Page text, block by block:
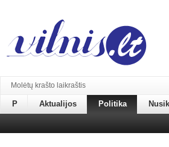
Molėtų krašto laikraštis
P Aktualijos Politika